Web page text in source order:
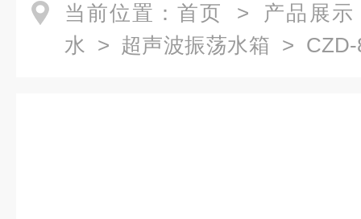
当前位置： 首页 > 产品展示
水 > 超声波振荡水箱 > CZD-